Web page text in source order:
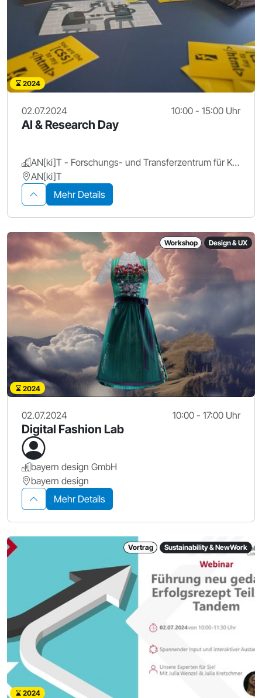
2024
02.07.2024 10:00 - 15:00 Uhr
AI & Research Day
AN[ki]T - Forschungs- und Transferzentrum für Künstliche Intelligenz, Hochschule Ansbach
AN[ki]T
Mehr Details
Workshop Design & UX
2024
02.07.2024 10:00 - 17:00 Uhr
Digital Fashion Lab
bayern design GmbH
bayern design
Mehr Details
Vortrag Sustainability & NewWork
2024